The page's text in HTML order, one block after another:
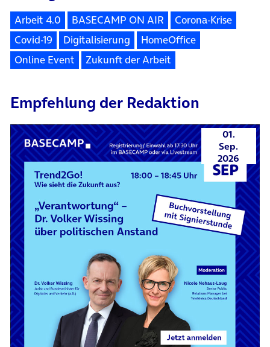
Arbeit 4.0 BASECAMP ON AIR
Corona-Krise
Covid-19
Digitalisierung
HomeOffice
Online Event
Zukunft der Arbeit
Empfehlung der Redaktion
01.
Sep.
2026